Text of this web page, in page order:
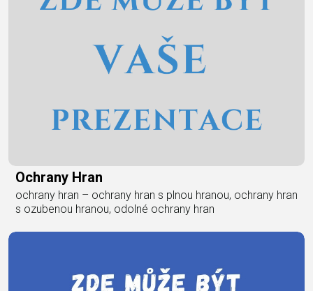
Ochrany Hran
ochrany hran – ochrany hran s plnou hranou, ochrany hran
s ozubenou hranou, odolné ochrany hran